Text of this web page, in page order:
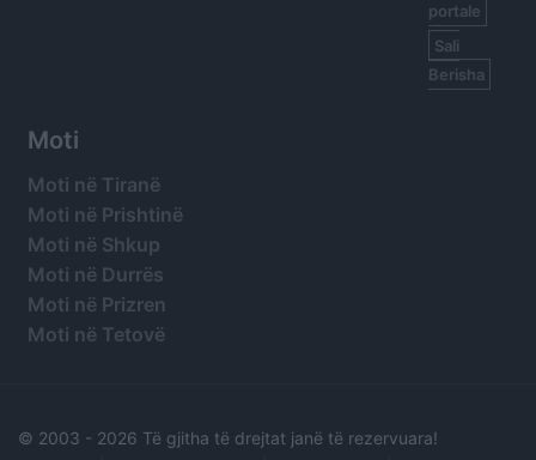
portale
Sali
Berisha
Moti
Moti në Tiranë
Moti në Prishtinë
Moti në Shkup
Moti në Durrës
Moti në Prizren
Moti në Tetovë
© 2003 - 2026 Të gjitha të drejtat janë të rezervuara!